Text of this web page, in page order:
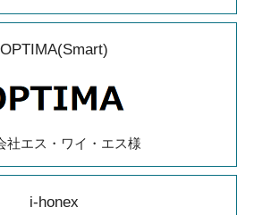
OPTIMA(Smart)
社エス・ワイ・エス様
i-honex